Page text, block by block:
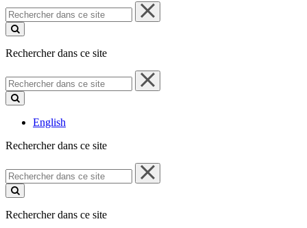
Rechercher
dans
ce
Rechercher dans ce site
Rechercher
dans
ce
English
Rechercher dans ce site
Rechercher
dans
ce
Rechercher dans ce site